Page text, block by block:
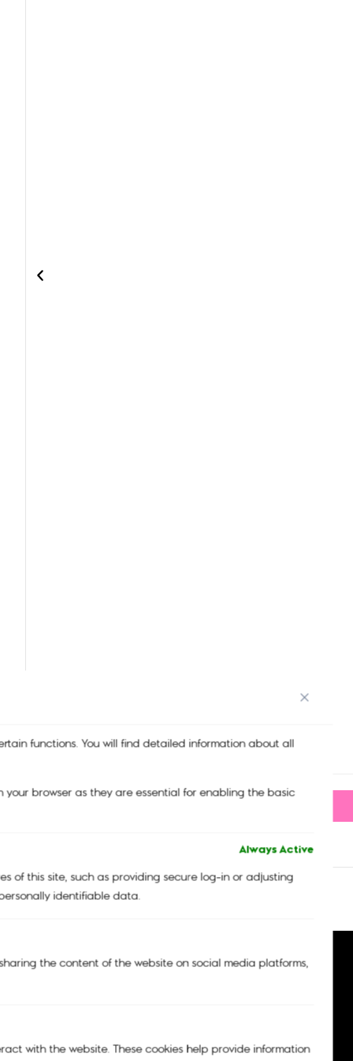
functions. You will find detailed information about all
browser as they are essential for enabling the basic
Always Active
of this site, such as providing secure log-in or adjusting
identifiable data.
the content of the website on social media platforms,
with the website. These cookies help provide information
4,190.00฿ 2,095.00฿